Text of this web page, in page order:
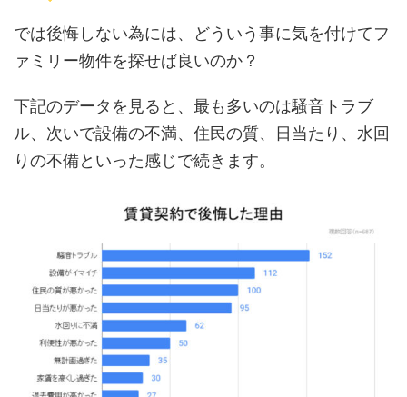
では後悔しない為には、どういう事に気を付けてフ
ァミリー物件を探せば良いのか？
下記のデータを見ると、最も多いのは騒音トラブ
ル、次いで設備の不満、住民の質、日当たり、水回
りの不備といった感じで続きます。